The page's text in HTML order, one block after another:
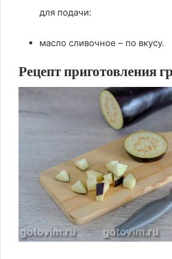
для подачи:
масло сливочное – по вкусу.
Рецепт приготовления